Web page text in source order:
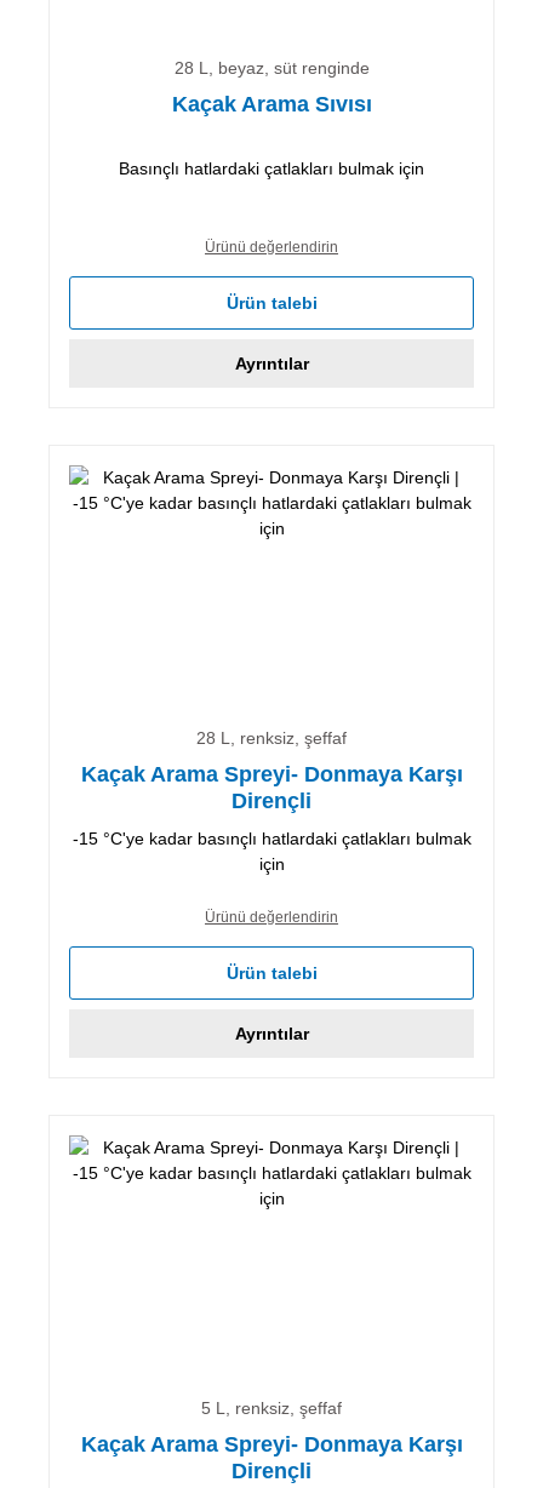
28 L, beyaz, süt renginde
Kaçak Arama Sıvısı
Basınçlı hatlardaki çatlakları bulmak için
Ürünü değerlendirin
Ürün talebi
Ayrıntılar
28 L, renksiz, şeffaf
Kaçak Arama Spreyi- Donmaya Karşı
Dirençli
-15 °C'ye kadar basınçlı hatlardaki çatlakları bulmak
için
Ürünü değerlendirin
Ürün talebi
Ayrıntılar
5 L, renksiz, şeffaf
Kaçak Arama Spreyi- Donmaya Karşı
Dirençli